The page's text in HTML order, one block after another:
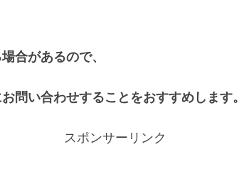
合があるので、
問い合わせすることをおすすめします。
スポンサーリンク